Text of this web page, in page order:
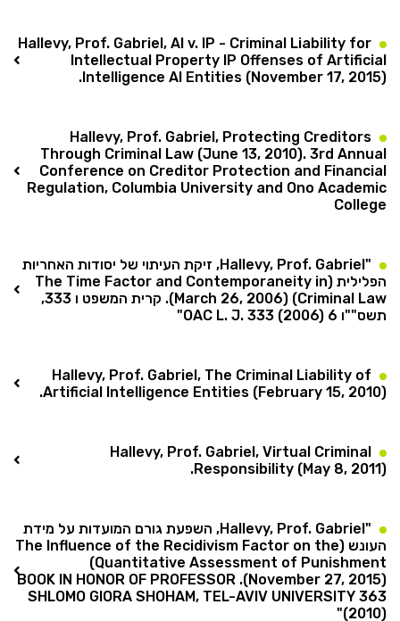
Hallevy, Prof. Gabriel, AI v. IP - Criminal Liability for
Intellectual Property IP Offenses of Artificial
Intelligence AI Entities (November 17, 2015).
Hallevy, Prof. Gabriel, Protecting Creditors
Through Criminal Law (June 13, 2010). 3rd Annual
Conference on Creditor Protection and Financial
Regulation, Columbia University and Ono Academic
College
"Hallevy, Prof. Gabriel, זיקת העיתוי של יסודות האחריות
הפלילית (The Time Factor and Contemporaneity in
Criminal Law) (March 26, 2006). קרית המשפט ו 333,
תשס""ו 6 OAC L. J. 333 (2006)"
Hallevy, Prof. Gabriel, The Criminal Liability of
Artificial Intelligence Entities (February 15, 2010).
Hallevy, Prof. Gabriel, Virtual Criminal
Responsibility (May 8, 2011).
"Hallevy, Prof. Gabriel, השפעת גורם המועדות על מידת
העונש (The Influence of the Recidivism Factor on the
Quantitative Assessment of Punishment)
(November 27, 2015). BOOK IN HONOR OF PROFESSOR
SHLOMO GIORA SHOHAM, TEL-AVIV UNIVERSITY 363
(2010)"